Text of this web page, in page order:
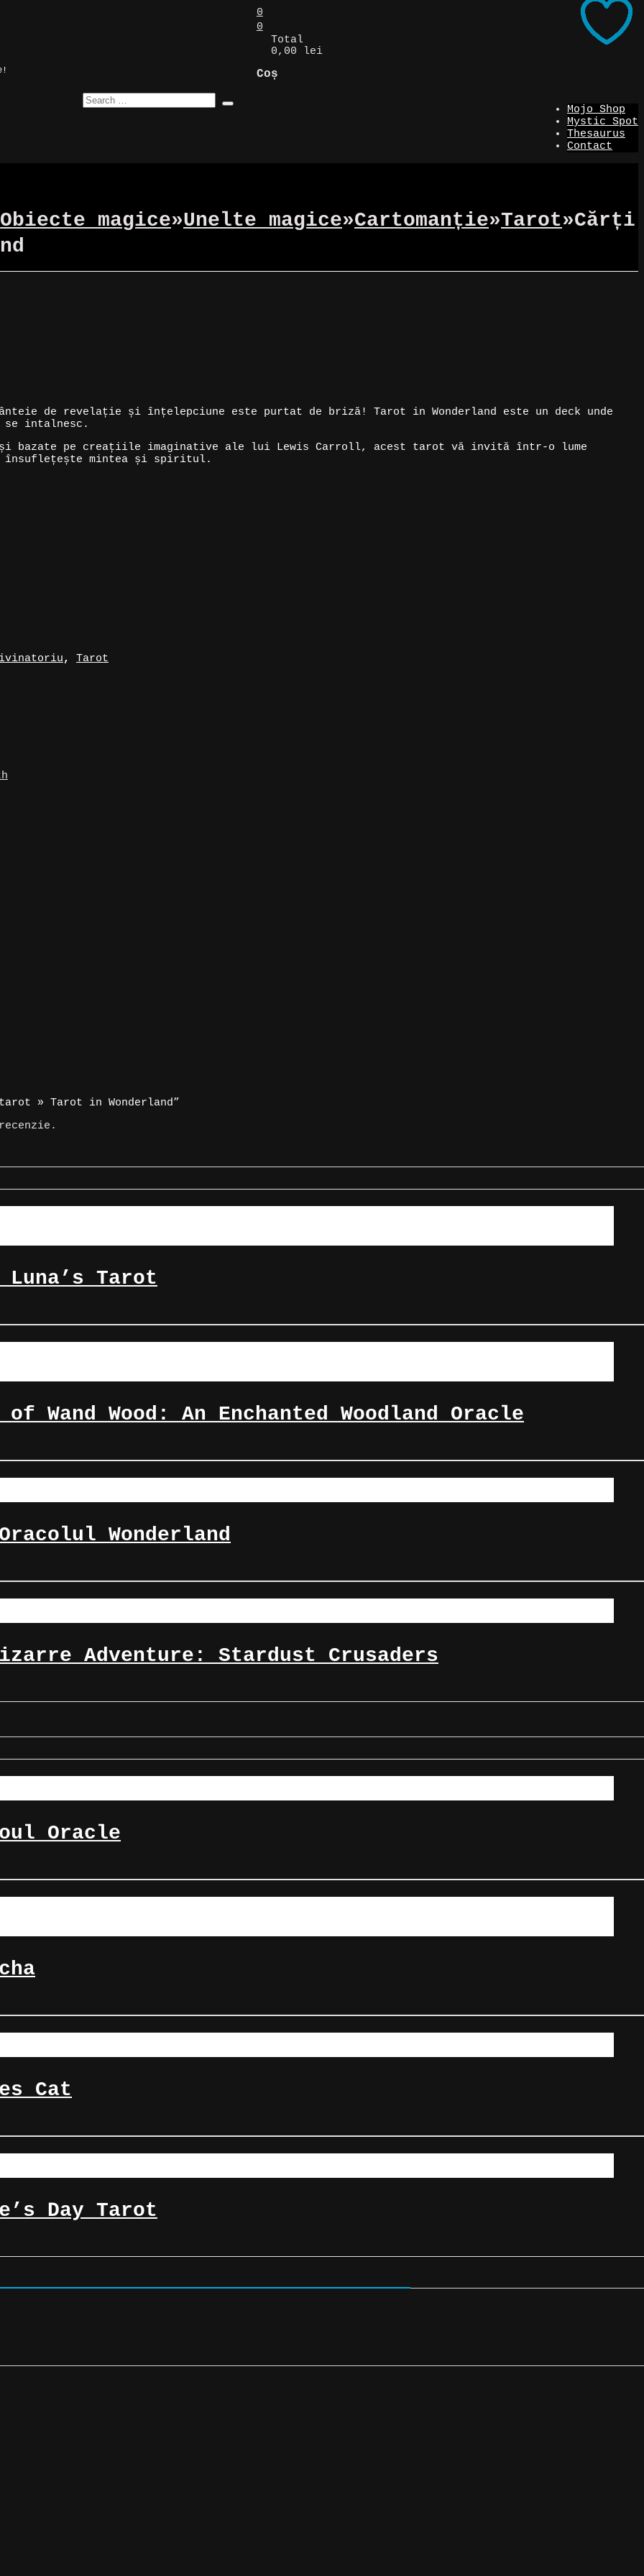
0
0
Total
0,00 lei
Coș
Mojo Shop
Mystic Spot
Thesaurus
Contact
Obiecte magice»Unelte magice»Cartomanție»Tarot»Cărți
de revelație și înțelepciune este purtat de briză! Tarot in Wonderland este un deck unde
intalnesc.
bazate pe creațiile imaginative ale lui Lewis Carroll, acest tarot vă invită într-o lume
însuflețește mintea și spiritul.
, Tarot
» Tarot in Wonderland”
Tarot
Wand Wood: An Enchanted Woodland Oracle
Wonderland
Adventure: Stardust Crusaders
Oracle
Cat
Day Tarot